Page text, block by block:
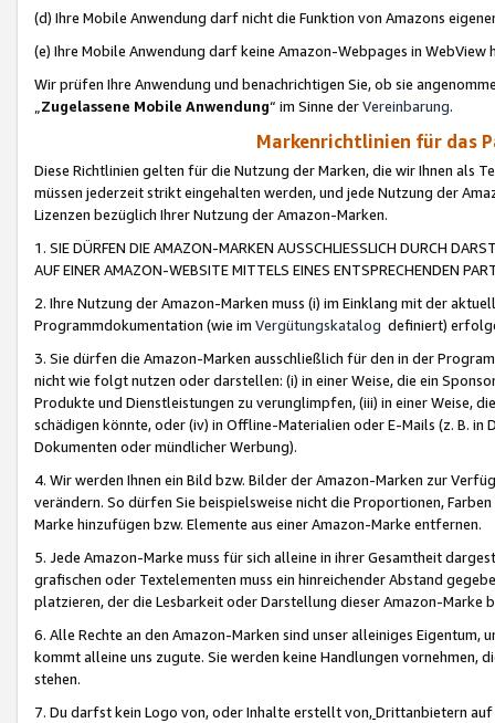
(d) Ihre Mobile Anwendung darf nicht die Funktion von Amazons
(e) Ihre Mobile Anwendung darf keine Amazon-Webpages in WebView
Wir prüfen Ihre Anwendung und benachrichtigen Sie, ob sie
„Zugelassene Mobile Anwendung“ im Sinne derVereinbarung.
Markenrichtlinien für das
Diese Richtlinien gelten für die Nutzung der Marken, die wir Ihnen als
müssen jederzeit strikt eingehalten werden, und jede Nutzung der
Lizenzen bezüglich Ihrer Nutzung der Amazon-Marken.
1. SIE DÜRFEN DIE AMAZON-MARKEN AUSSCHLIESSLICH DURCH
AUF EINER AMAZON-WEBSITE MITTELS EINES ENTSPRECHENDEN
2. Ihre Nutzung der Amazon-Marken muss (i) im Einklang mit der
Programmdokumentation (wie im Vergütungskatalog definiert)
3. Sie dürfen die Amazon-Marken ausschließlich für den in der
nicht wie folgt nutzen oder darstellen: (i) in einer Weise, die ein
Produkte und Dienstleistungen zu verunglimpfen, (iii) in einer Weise,
schädigen könnte, oder (iv) in Offline-Materialien oder E-Mails (z. B. in
Dokumenten oder mündlicher Werbung).
4. Wir werden Ihnen ein Bild bzw. Bilder der Amazon-Marken zur
verändern. So dürfen Sie beispielsweise nicht die Proportionen,
Marke hinzufügen bzw. Elemente aus einer Amazon-Marke entfernen.
5. Jede Amazon-Marke muss für sich alleine in ihrer Gesamtheit
grafischen oder Textelementen muss ein hinreichender Abstand
platzieren, der die Lesbarkeit oder Darstellung dieser Amazon-Marke
6. Alle Rechte an den Amazon-Marken sind unser alleiniges
kommt alleine uns zugute. Sie werden keine Handlungen vornehmen,
stehen.
7. Du darfst kein Logo von, oder Inhalte erstellt von,Drittanbietern auf